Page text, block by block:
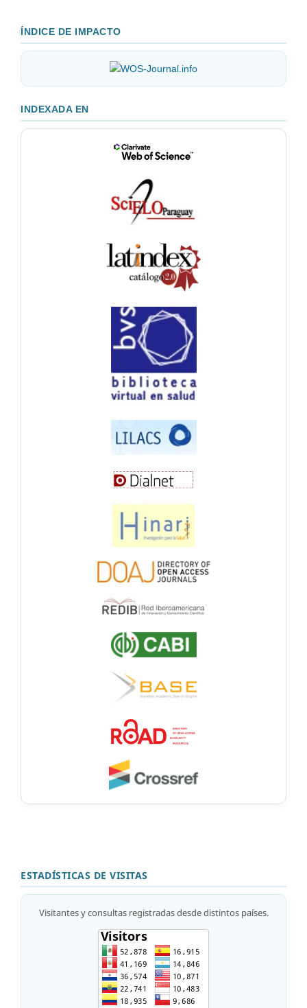
ÍNDICE DE IMPACTO
INDEXADA EN
ESTADÍSTICAS DE VISITAS
Visitantes y consultas registradas desde distintos países.